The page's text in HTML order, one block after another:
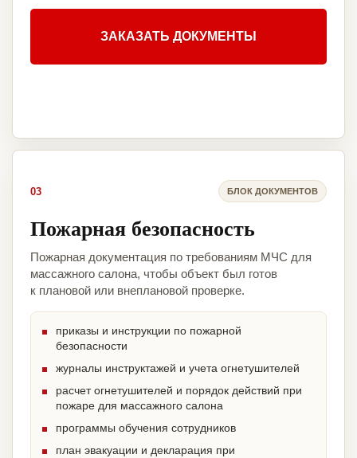
ЗАКАЗАТЬ ДОКУМЕНТЫ
03 БЛОК ДОКУМЕНТОВ
Пожарная безопасность
Пожарная документация по требованиям МЧС для
массажного салона, чтобы объект был готов
к плановой или внеплановой проверке.
приказы и инструкции по пожарной
безопасности
журналы инструктажей и учета огнетушителей
расчет огнетушителей и порядок действий при
пожаре для массажного салона
программы обучения сотрудников
план эвакуации и декларация при